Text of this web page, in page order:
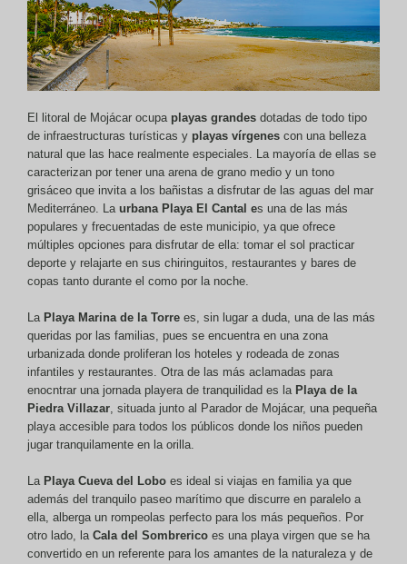
El litoral de Mojácar ocupaplayas grandes dotadas de todo tipo
de infraestructuras turísticas y playas vírgenes con una belleza
natural que las hace realmente especiales. La mayoría de ellas se
caracterizan por tener una arena de grano medio y un tono
grisáceo que invita a los bañistas a disfrutar de las aguas del mar
Mediterráneo. Laurbana Playa El Cantal es una de las más
populares y frecuentadas de este municipio, ya que ofrece
múltiples opciones para disfrutar de ella: tomar el sol practicar
deporte y relajarte en sus chiringuitos, restaurantes y bares de
copas tanto durante el como por la noche.
La Playa Marina de la Torre es, sin lugar a duda, una de las más
queridas por las familias, pues se encuentra en una zona
urbanizada donde proliferan los hoteles y rodeada de zonas
infantiles y restaurantes. Otra de las más aclamadas para
enocntrar una jornada playera de tranquilidad es la Playa de la
Piedra Villazar, situada junto al Parador de Mojácar, una pequeña
playa accesible para todos los públicos donde los niños pueden
jugar tranquilamente en la orilla.
La Playa Cueva del Lobo es ideal si viajas en familia ya que
además del tranquilo paseo marítimo que discurre en paralelo a
ella, alberga un rompeolas perfecto para los más pequeños. Por
otro lado, la Cala del Sombrerico es una playa virgen que se ha
convertido en un referente para los amantes de la naturaleza y de